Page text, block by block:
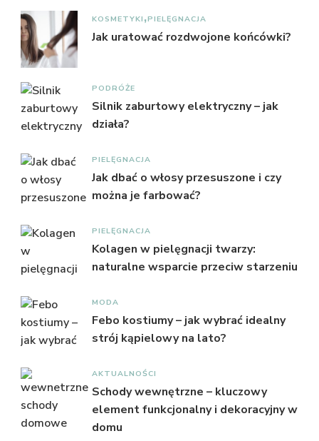
KOSMETYKI PIELĘGNACJA
Jak uratować rozdwojone końcówki?
PODRÓŻE
Silnik zaburtowy elektryczny – jak
działa?
PIELĘGNACJA
Jak dbać o włosy przesuszone i czy
można je farbować?
PIELĘGNACJA
Kolagen w pielęgnacji twarzy:
naturalne wsparcie przeciw starzeniu
MODA
Febo kostiumy – jak wybrać idealny
strój kąpielowy na lato?
AKTUALNOŚCI
Schody wewnętrzne – kluczowy
element funkcjonalny i dekoracyjny w
domu